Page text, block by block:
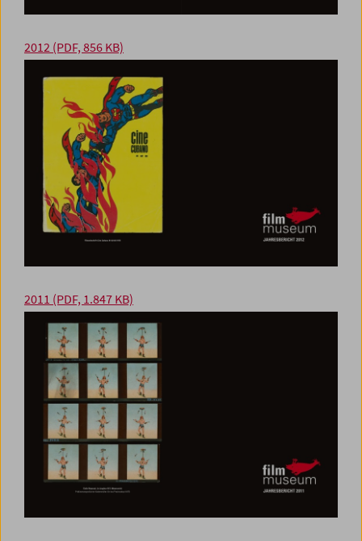
2012 (PDF, 856 KB)
2011 (PDF, 1.847 KB)